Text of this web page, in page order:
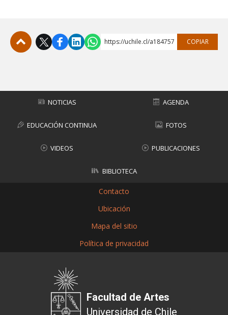
https://uchile.cl/a184757 COPIAR
NOTICIAS AGENDA
EDUCACIÓN CONTINUA FOTOS
VIDEOS PUBLICACIONES
BIBLIOTECA
Contacto
Ubicación
Mapa del sitio
Política de privacidad
Facultad de Artes
Universidad de Chile